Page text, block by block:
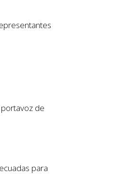
de
para